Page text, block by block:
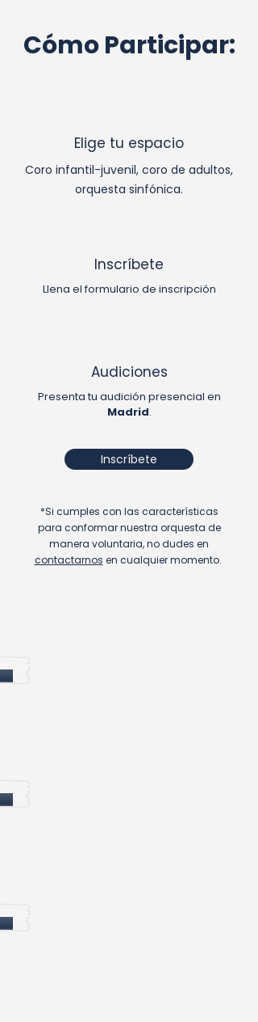
Cómo Participar:
Elige tu espacio
Coro infantil-juvenil, coro de adultos,
orquesta sinfónica.
Inscríbete
Llena el formulario de inscripción
Audiciones
Presenta tu audición presencial en
Madrid.
Inscríbete
*Si cumples con las características
para conformar nuestra orquesta de
manera voluntaria, no dudes en
contactarnos en cualquier momento.